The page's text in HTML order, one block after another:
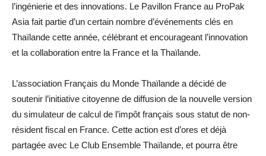
l’ingénierie et des innovations. Le Pavillon France au ProPak
Asia fait partie d’un certain nombre d’événements clés en
Thaïlande cette année, célébrant et encourageant l’innovation
et la collaboration entre la France et la Thaïlande.
L’association Français du Monde Thaïlande a décidé de
soutenir l’initiative citoyenne de diffusion de la nouvelle version
du simulateur de calcul de l’impôt français sous statut de non-
résident fiscal en France. Cette action est d’ores et déjà
partagée avec Le Club Ensemble Thaïlande, et pourra être